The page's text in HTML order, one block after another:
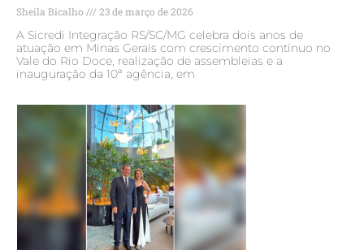
Sheila Bicalho 23 de março de 2026
A Sicredi Integração RS/SC/MG celebra dois anos de
atuação em Minas Gerais com crescimento contínuo no
Vale do Rio Doce, realização de assembleias e a
inauguração da 10ª agência, em